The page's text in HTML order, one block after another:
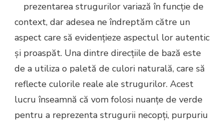
prezentarea strugurilor variază în funcție de
context, dar adesea ne îndreptăm către un
aspect care să evidențieze aspectul lor autentic
și proaspăt. Una dintre direcțiile de bază este
de a utiliza o paletă de culori naturală, care să
reflecte culorile reale ale strugurilor. Acest
lucru înseamnă că vom folosi nuanțe de verde
pentru a reprezenta strugurii necopți, purpuriu